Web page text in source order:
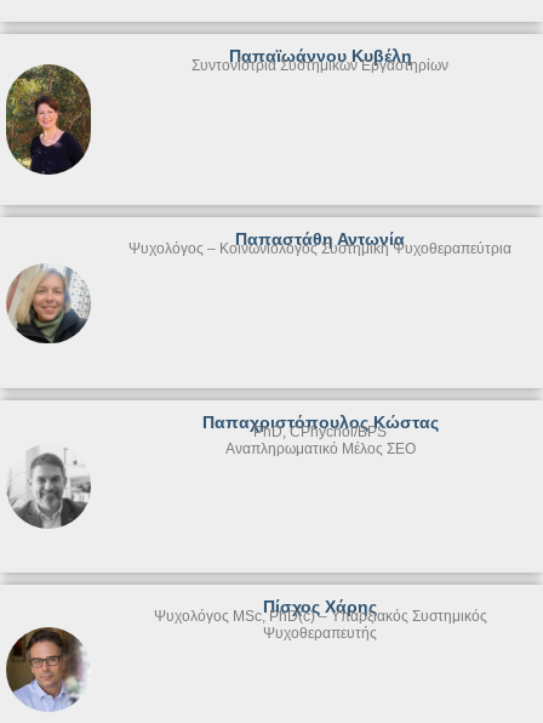
Παπαϊωάννου Κυβέλη
Συντονίστρια Συστημικών Εργαστηρίων
Παπαστάθη Αντωνία
Ψυχολόγος – Κοινωνιολόγος Συστημική Ψυχοθεραπεύτρια
Παπαχριστόπουλος Κώστας
PhD, CPhychol/BPS
Αναπληρωματικό Μέλος ΣΕΟ
Πίσχος Χάρης
Ψυχολόγος MSc, PhD(c) – Υπαρξιακός Συστημικός
Ψυχοθεραπευτής